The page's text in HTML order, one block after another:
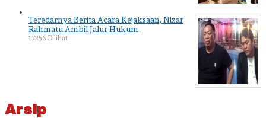
Teredarnya Berita Acara Kejaksaan, Nizar
Rahmatu Ambil Jalur Hukum
17256 Dilihat
Arsip